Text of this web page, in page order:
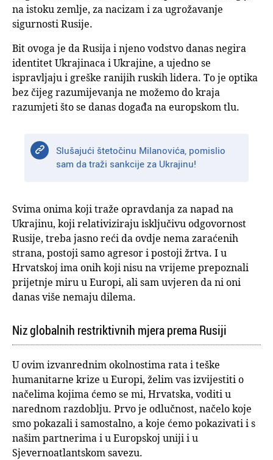
na istoku zemlje, za nacizam i za ugrožavanje
sigurnosti Rusije.
Bit ovoga je da Rusija i njeno vodstvo danas negira
identitet Ukrajinaca i Ukrajine, a ujedno se
ispravljaju i greške ranijih ruskih lidera. To je optika
bez čijeg razumijevanja ne možemo do kraja
razumjeti što se danas događa na europskom tlu.
Slušajući štetočinu Milanovića, pomislio
sam da traži sankcije za Ukrajinu!
Svima onima koji traže opravdanja za napad na
Ukrajinu, koji relativiziraju isključivu odgovornost
Rusije, treba jasno reći da ovdje nema zaraćenih
strana, postoji samo agresor i postoji žrtva. I u
Hrvatskoj ima onih koji nisu na vrijeme prepoznali
prijetnje miru u Europi, ali sam uvjeren da ni oni
danas više nemaju dilema.
Niz globalnih restriktivnih mjera prema Rusiji
U ovim izvanrednim okolnostima rata i teške
humanitarne krize u Europi, želim vas izvijestiti o
načelima kojima ćemo se mi, Hrvatska, voditi u
narednom razdoblju. Prvo je odlučnost, načelo koje
smo pokazali i samostalno, a koje ćemo pokazivati i s
našim partnerima i u Europskoj uniji i u
Sjevernoatlantskom savezu.